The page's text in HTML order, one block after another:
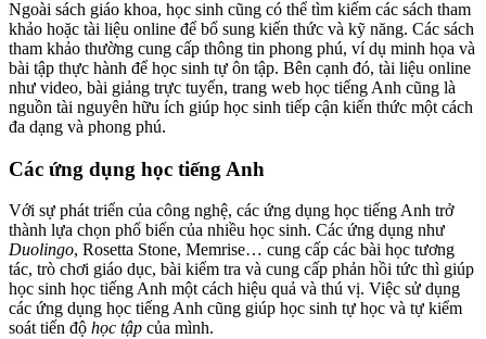
Ngoài sách giáo khoa, học sinh cũng có thể tìm kiếm các sách tham
khảo hoặc tài liệu online để bổ sung kiến thức và kỹ năng. Các sách
tham khảo thường cung cấp thông tin phong phú, ví dụ minh họa và
bài tập thực hành để học sinh tự ôn tập. Bên cạnh đó, tài liệu online
như video, bài giảng trực tuyến, trang web học tiếng Anh cũng là
nguồn tài nguyên hữu ích giúp học sinh tiếp cận kiến thức một cách
đa dạng và phong phú.
Các ứng dụng học tiếng Anh
Với sự phát triển của công nghệ, các ứng dụng học tiếng Anh trở
thành lựa chọn phổ biến của nhiều học sinh. Các ứng dụng như
Duolingo, Rosetta Stone, Memrise… cung cấp các bài học tương
tác, trò chơi giáo dục, bài kiểm tra và cung cấp phản hồi tức thì giúp
học sinh học tiếng Anh một cách hiệu quả và thú vị. Việc sử dụng
các ứng dụng học tiếng Anh cũng giúp học sinh tự học và tự kiểm
soát tiến độ học tập của mình.